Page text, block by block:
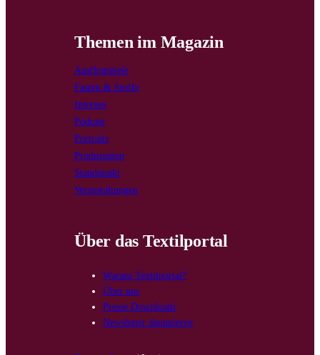
Themen im Magazin
Ausflugsziele
Fasern & Stoffe
Internes
Podcast
Portraits
Produzenten
Standpunkt
Veranstaltungen
Über das Textilportal
Warum Textilportal?
Über uns
Presse Downloads
Newsletter abonnieren